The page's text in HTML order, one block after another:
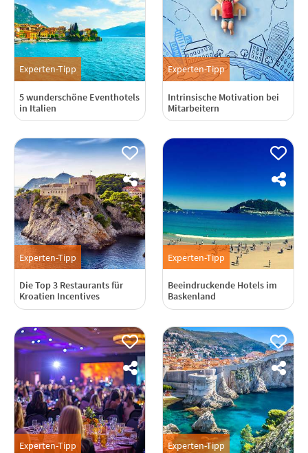
Experten-Tipp
5 wunderschöne Eventhotels
in Italien
Experten-Tipp
Intrinsische Motivation bei
Mitarbeitern
Experten-Tipp
Die Top 3 Restaurants für
Kroatien Incentives
Experten-Tipp
Beeindruckende Hotels im
Baskenland
Experten-Tipp Experten-Tipp